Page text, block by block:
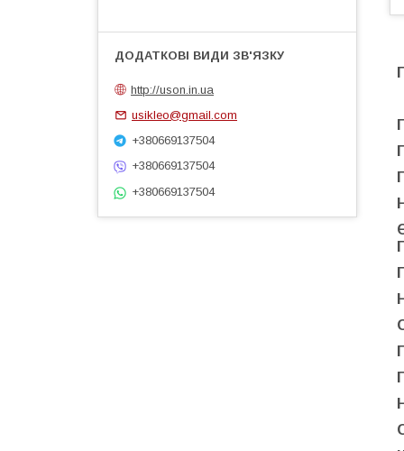
http://uson.in.ua
usikleo@gmail.com
+380669137504
+380669137504
+380669137504